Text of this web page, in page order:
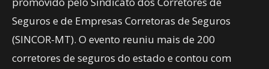
Seguros e de Empresas Corretoras de Seguros
(SINCOR-MT). O evento reuniu mais de 200
corretores de seguros do estado e contou com